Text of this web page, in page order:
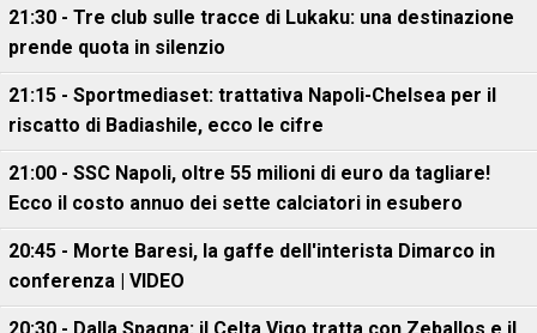
21:30 - Tre club sulle tracce di Lukaku: una destinazione
prende quota in silenzio
21:15 - Sportmediaset: trattativa Napoli-Chelsea per il
riscatto di Badiashile, ecco le cifre
21:00 - SSC Napoli, oltre 55 milioni di euro da tagliare!
Ecco il costo annuo dei sette calciatori in esubero
20:45 - Morte Baresi, la gaffe dell'interista Dimarco in
conferenza | VIDEO